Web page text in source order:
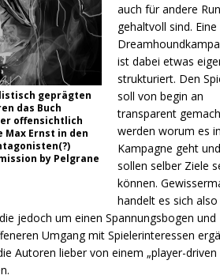
geprägten
das Buch
offensichtlich
Ernst in den
by Pelgrane
auch für andere
gehaltvoll sind. Eine
ist dabei etwas
strukturiert. Den
soll von begin an
transparent
werden worum es
Kampagne geht
sollen selber Ziele
können.
handelt es sich
jedoch um einen Spannungsbogen und
Umgang mit Spielerinteressen
Autoren lieber von einem „player-driven